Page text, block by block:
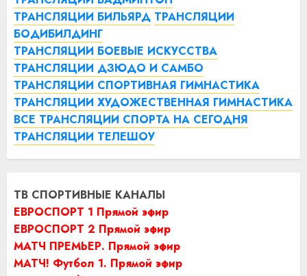
ТРАНСЛЯЦИИ БИЛЬЯРД ТРАНСЛЯЦИИ
БОДИБИЛДИНГ
ТРАНСЛЯЦИИ БОЕВЫЕ ИСКУССТВА
ТРАНСЛЯЦИИ ДЗЮДО И САМБО
ТРАНСЛЯЦИИ СПОРТИВНАЯ ГИМНАСТИКА
ТРАНСЛЯЦИИ ХУДОЖЕСТВЕННАЯ ГИМНАСТИКА
ВСЕ ТРАНСЛЯЦИИ СПОРТА НА СЕГОДНЯ
ТРАНСЛЯЦИИ ТЕЛЕШОУ
ТВ СПОРТИВНЫЕ КАНАЛЫ
ЕВРОСПОРТ 1 Прямой эфир
ЕВРОСПОРТ 2 Прямой эфир
МАТЧ ПРЕМЬЕР. Прямой эфир
МАТЧ! Футбол 1. Прямой эфир